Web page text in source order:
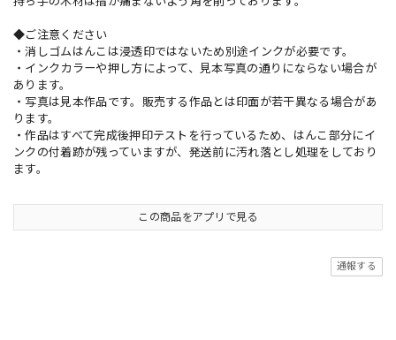
◆ご注意ください
・消しゴムはんこは浸透印ではないため別途インクが必要です。
・インクカラーや押し方によって、見本写真の通りにならない場合が
あります。
・写真は見本作品です。販売する作品とは印面が若干異なる場合があ
ります。
・作品はすべて完成後押印テストを行っているため、はんこ部分にイ
ンクの付着跡が残っていますが、発送前に汚れ落とし処理をしており
ます。
この商品をアプリで見る
通報する